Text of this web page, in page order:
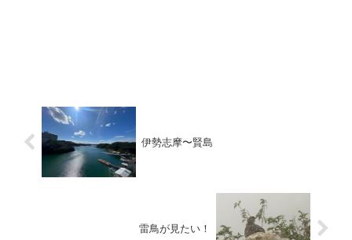
伊勢志摩〜賢島
雷鳥が見たい！